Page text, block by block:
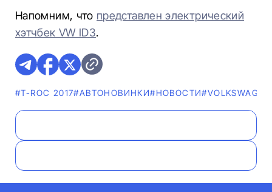
Напомним, что представлен электрический
хэтчбек VW ID3.
#T-ROC 2017#AВТОНОВИНКИ#НОВОСТИ#VOLKSWAGEN